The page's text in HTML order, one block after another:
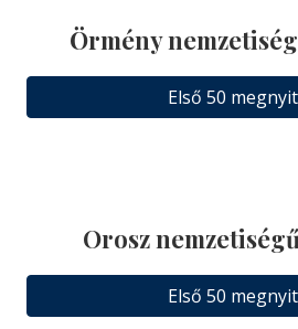
Örmény
Első 50
Orosz
Első 50